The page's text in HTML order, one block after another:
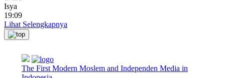
Isya
19:09
Lihat Selengkapnya
The First Modern Moslem and Independen Media in